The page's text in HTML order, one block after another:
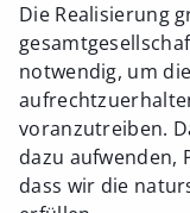
Die Realisierung
notwendig, um
voranzutreiben.
dazu aufwenden,
dass wir die